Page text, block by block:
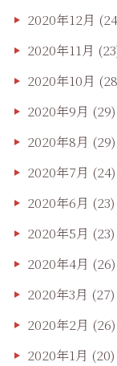
2020年12月
2020年11月
2020年10月
2020年9月 (29)
2020年8月 (29)
2020年7月 (24)
2020年6月 (23)
2020年5月 (23)
2020年4月 (26)
2020年3月 (27)
2020年2月 (26)
2020年1月 (20)